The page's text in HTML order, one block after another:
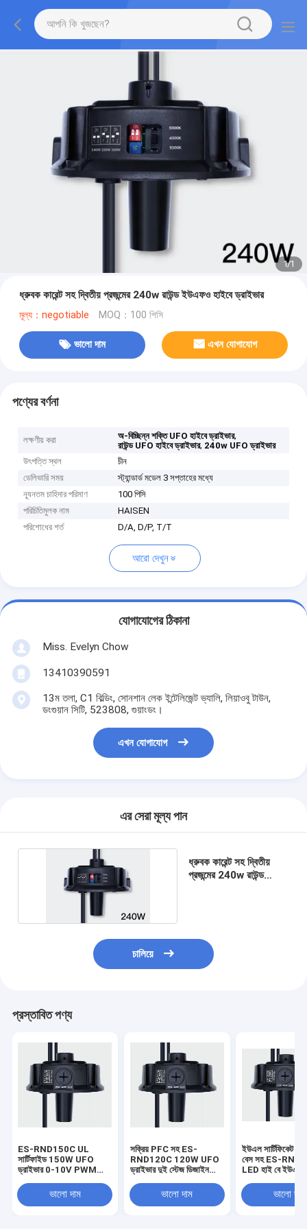
1/1
ধ্রুবক কারেন্ট সহ দ্বিতীয় প্রজন্মের 240w রাউন্ড ইউএফও হাইবে ড্রাইভার
মূল্য：negotiable MOQ：100 পিসি
ভালো দাম এখন যোগাযোগ
পণ্যের বর্ণনা
লক্ষণীয় করা অ-বিচ্ছিন্ন শক্তি UFO হাইবে ড্রাইভার,
রাউন্ড UFO হাইবে ড্রাইভার, 240w UFO ড্রাইভার
উৎপত্তি স্থল
চীন
ডেলিভারি সময়
স্ট্যান্ডার্ড মডেল 3 সপ্তাহের মধ্যে
ন্যূনতম চাহিদার পরিমাণ
100 পিসি
পরিচিতিমুলক নাম
HAISEN
পরিশোধের শর্ত
D/A, D/P, T/T
আরো দেখুন
যোগাযোগের ঠিকানা
Miss. Evelyn Chow
13410390591
13ম তলা, C1 বিল্ডিং, সোনশান লেক ইন্টেলিজেন্ট ভ্যালি, লিয়াওবু টাউন,
ডংগুয়ান সিটি, 523808, গুয়াংডং।
এখন যোগাযোগ
এর সেরা মূল্য পান
ধ্রুবক কারেন্ট সহ দ্বিতীয়
প্রজন্মের 240w রাউন্ড
চালিয়ে
প্রস্তাবিত পণ্য
ES-RND150C UL
সার্টিফাইড 150W UFO
ড্রাইভার 0-10V PWM
ভালো দাম
সক্রিয় PFC সহ ES-
RND120C 120W UFO
ড্রাইভার দুই স্টেজ ডিজাইন
ভালো দাম
ইউএল সার্টিফিকেট
বেস সহ ES-
LED হাই বে ইউএফও
ভালো দাম